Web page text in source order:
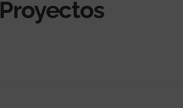
Proyectos